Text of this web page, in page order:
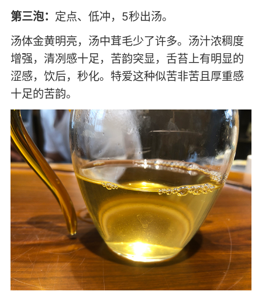
第三泡： 定点、低冲，5秒出汤。
汤体金黄明亮，汤中茸毛少了许多。汤汁浓稠度
增强，清冽感十足，苦韵突显，舌苔上有明显的
涩感，饮后，秒化。特爱这种似苦非苦且厚重感
十足的苦韵。